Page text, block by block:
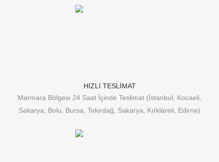
HIZLI TESLİMAT
Marmara Bölgesi 24 Saat İçinde Teslimat (İstanbul, Kocaeli,
Sakarya, Bolu, Bursa, Tekirdağ, Sakarya, Kırklareli, Edirne)